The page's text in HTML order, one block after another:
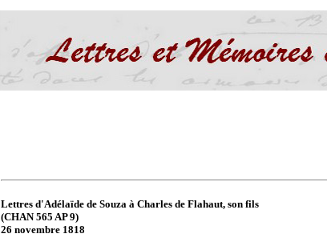
Lettres d'Adélaïde de Souza à Charles de Flahaut, son fils
(CHAN 565 AP 9)
26 novembre 1818